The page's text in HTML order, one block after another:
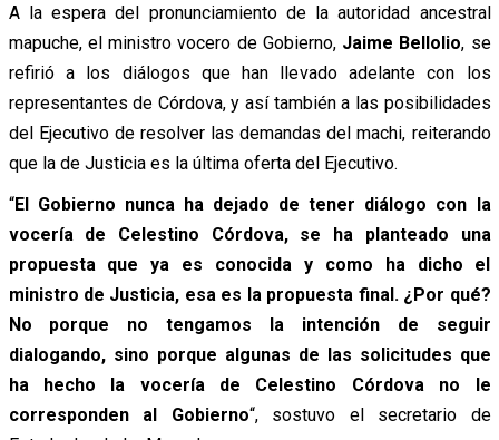
A la espera del pronunciamiento de la autoridad ancestral
mapuche, el ministro vocero de Gobierno,Jaime Bellolio, se
refirió a los diálogos que han llevado adelante con los
representantes de Córdova, y así también a las posibilidades
del Ejecutivo de resolver las demandas del machi, reiterando
que la de Justicia es la última oferta del Ejecutivo.
“El Gobierno nunca ha dejado de tener diálogo con la
vocería de Celestino Córdova, se ha planteado una
propuesta que ya es conocida y como ha dicho el
ministro de Justicia, esa es la propuesta final. ¿Por qué?
No porque no tengamos la intención de seguir
dialogando, sino porque algunas de las solicitudes que
ha hecho la vocería de Celestino Córdova no le
corresponden al Gobierno“, sostuvo el secretario de